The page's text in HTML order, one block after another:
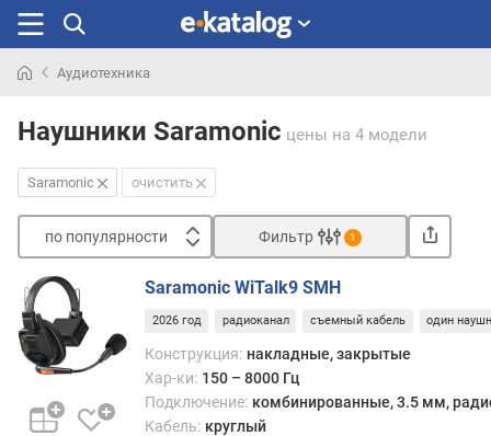
раньше
Аудиотехника
Наушники Saramonic цены на 4 модели
Saramonic очистить
по популярности
о
п
о
у
Фильтр 1
Saramonic WiTalk9 SMH
2026 год радиоканал съемный кабель один
Конструкция: накладные, закрытые
Хар-ки: 150 – 8000 Гц
Подключение: комбинированные, 3.5 мм,
Кабель: круглый